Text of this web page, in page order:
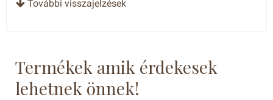
További visszajelzések
Termékek amik érdekesek
lehetnek önnek!